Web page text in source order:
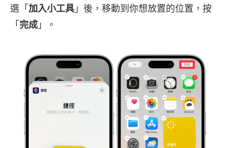
選「 加入小工具 」後，移動到你想放置的位置，按
「 完成 」。